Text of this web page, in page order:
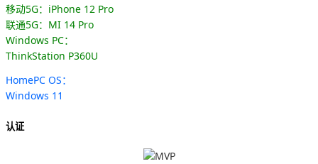
移动5G：iPhone 12 Pro
联通5G：MI 14 Pro
Windows PC：
ThinkStation P360U
HomePC OS：
Windows 11
认证